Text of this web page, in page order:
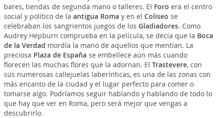
bares, tiendas de segunda mano o talleres. El Foro era el centro
social y político de la antigua Roma y en el Coliseo se
celebraban los sangrientos juegos de los Gladiadores. Como
Audrey Hepburn comprueba en la película, se decía que la Boca
de la Verdad mordía la mano de aquellos que mentían. La
preciosa Plaza de España se embellece aún más cuando
florecen las muchas flores que la adornan. El Trastevere, con
sus numerosas callejuelas laberínticas, es una de las zonas con
más encanto de la ciudad y el lugar perfecto para comer o
tomarse algo. Podríamos seguir hablando y hablando de todo lo
que hay que ver en Roma, pero será mejor que vengas a
descubrirlo.